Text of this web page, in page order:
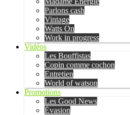
Parlons cash
Vintage
Watts On
Work in progress
Vidéos
Les Bouffistas
Copin comme cochon
Entretien
World of watson
Promotions
Les Good News
Évasion